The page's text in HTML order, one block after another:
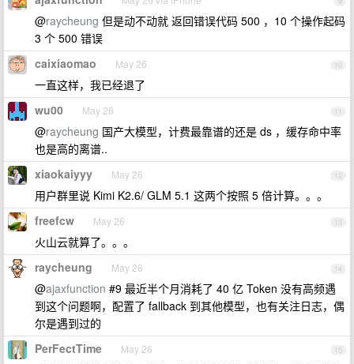
@raycheung 但是动不动就 返回错误代码 500 ，10 个操作起码
3 个 500 错误
10
caixiaomao May 26
一直这样，我已经退了
11
wu00 May 26
@raycheung 国产大模型，计费最靠谱的还是 ds ，缓存命中率
也是高的离谱..
12
xiaokaiyyy May 26
用户群里说 Kimi K2.6/ GLM 5.1 这两个按照 5 倍计算。。。
13
freefcw May 26
火山云就算了。。。
14
raycheung May 26
@ajaxfunction #9 最近半个月消耗了 40 亿 Token 没有高频遇
到这个问题啊，配置了 fallback 到其他模型，也有关注日志，偶
尔是遇到过的
15
PerFectTime May 26